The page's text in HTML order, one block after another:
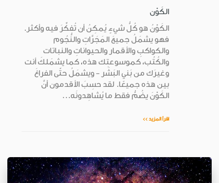
الكَوْن
الكَوْنُ هو كُلُّ شيءٍ يُمكِنُ أن تُفكِّرَ فيه وأكثر.
فهو يشمَلُ جميعَ المَجَرَّاتِ والنُّجُوم
والكواكبِ والأقمار والحيواناتِ والنباتات
والكُتُب، كموسوعتِك هذه، كما يشمَلكَ أنت
وغيرَك من بَني البَشَر - ويشمَلُ حتّى الفراغَ
بين هذه جميعًا. لقد حسِبَ الأقدمون أنَّ
الكَوْنَ يضُمُّ فقط ما يُشاهِدونَه...
اقرأ المزيد >>